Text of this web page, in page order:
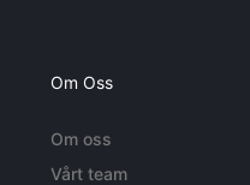
Om Oss
Om oss
Vårt team